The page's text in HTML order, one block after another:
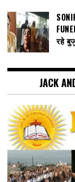
रहे
JACK